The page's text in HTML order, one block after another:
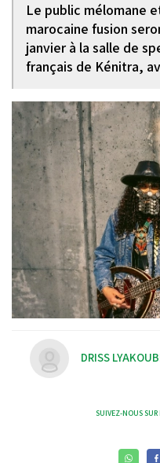
Le public mélomane
marocaine fusion
janvier à la salle de
français de Kénitra,
DRISS
SUIVEZ-NOUS